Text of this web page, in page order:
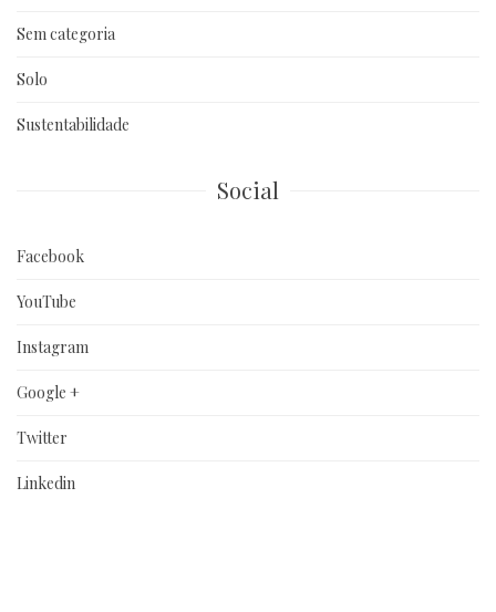
Sem categoria
Solo
Sustentabilidade
Social
Facebook
YouTube
Instagram
Google +
Twitter
Linkedin